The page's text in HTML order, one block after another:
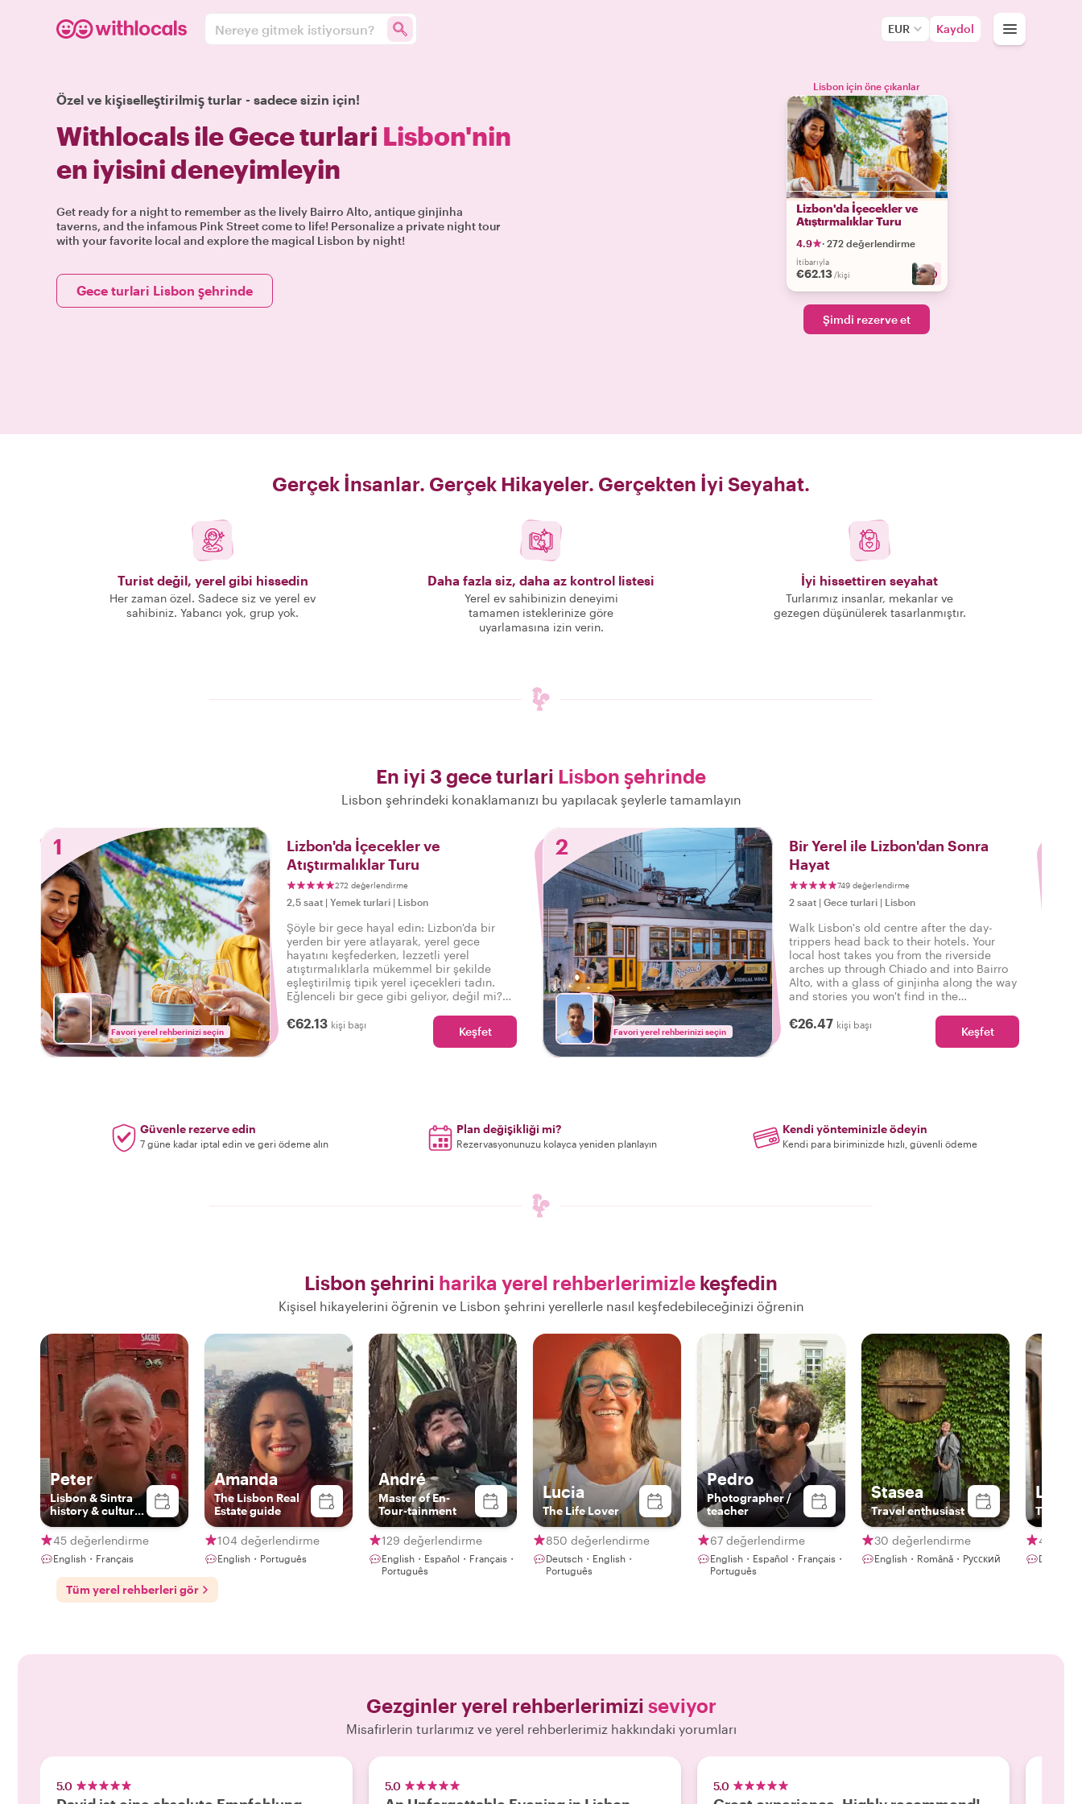
Nereye gitmek istiyorsun? EUR Kaydol
Özel ve kişiselleştirilmiş turlar - sadece sizin için!
Withlocals ile Gece turlari Lisbon'nin
en iyisini deneyimleyin
Get ready for a night to remember as the lively Bairro Alto, antique ginjinha
taverns, and the infamous Pink Street come to life! Personalize a private night tour
with your favorite local and explore the magical Lisbon by night!
Gece turlari Lisbon şehrinde
Lisbon için öne çıkanlar
Lizbon'da İçecekler ve
Atıştırmalıklar Turu
4.9 · 272 değerlendirme
İtibarıyla
€62.13 /kişi +10
Şimdi rezerve et
Gerçek İnsanlar. Gerçek Hikayeler. Gerçekten İyi Seyahat.
Turist değil, yerel gibi hissedin
Her zaman özel. Sadece siz ve yerel ev
sahibiniz. Yabancı yok, grup yok.
Daha fazla siz, daha az kontrol listesi
Yerel ev sahibinizin deneyimi
tamamen isteklerinize göre
uyarlamasına izin verin.
İyi hissettiren seyahat
Turlarımız insanlar, mekanlar ve
gezegen düşünülerek tasarlanmıştır.
En iyi 3 gece turlari Lisbon şehrinde
Lisbon şehrindeki konaklamanızı bu yapılacak şeylerle tamamlayın
1
Favori yerel rehberinizi seçin
Lizbon'da İçecekler ve
Atıştırmalıklar Turu
272 değerlendirme
2,5 saat | Yemek turlari | Lisbon
Şöyle bir gece hayal edin: Lizbon'da bir
yerden bir yere atlayarak, yerel gece
hayatını keşfederken, lezzetli yerel
atıştırmalıklarla mükemmel bir şekilde
eşleştirilmiş tipik yerel içecekleri tadın.
Eğlenceli bir gece gibi geliyor, değil mi?
yerel halkın Lizbon'da nasıl rahatladığını
€62.13 kişi başı Keşfet
2
Favori yerel rehberinizi seçin
Bir Yerel ile Lizbon'dan Sonra
Hayat
749 değerlendirme
2 saat | Gece turlari | Lisbon
Walk Lisbon's old centre after the day-
trippers head back to their hotels. Your
local host takes you from the riverside
arches up through Chiado and into Bairro
Alto, with a glass of ginjinha along the way
and stories you won't find in the
€26.47 kişi başı Keşfet
Güvenle rezerve edin
7 güne kadar iptal edin ve geri ödeme alın
Plan değişikliği mi?
Rezervasyonunuzu kolayca yeniden planlayın
Kendi yönteminizle ödeyin
Kendi para biriminizde hızlı, güvenli ödeme
Lisbon şehrini harika yerel rehberlerimizle keşfedin
Kişisel hikayelerini öğrenin ve Lisbon şehrini yerellerle nasıl keşfedebileceğinizi öğrenin
Peter
Lisbon & Sintra
history & culture
specialist
45 değerlendirme
English・Français
Amanda
The Lisbon Real
Estate guide
104 değerlendirme
English・Português
André
Master of En-
Tour-tainment
129 değerlendirme
English・Español・Français・
Português
Lucia
The Life Lover
850 değerlendirme
Deutsch・English・
Português
Pedro
Photographer /
teacher
67 değerlendirme
English・Español・Français・
Português
Stasea
Travel enthusiast
30 değerlendirme
English・Română・Русский
Luis
The
457
Deutsch
Tüm yerel rehberleri gör
Gezginler yerel rehberlerimizi seviyor
Misafirlerin turlarımız ve yerel rehberlerimiz hakkındaki yorumları
5.0 5.0 5.0